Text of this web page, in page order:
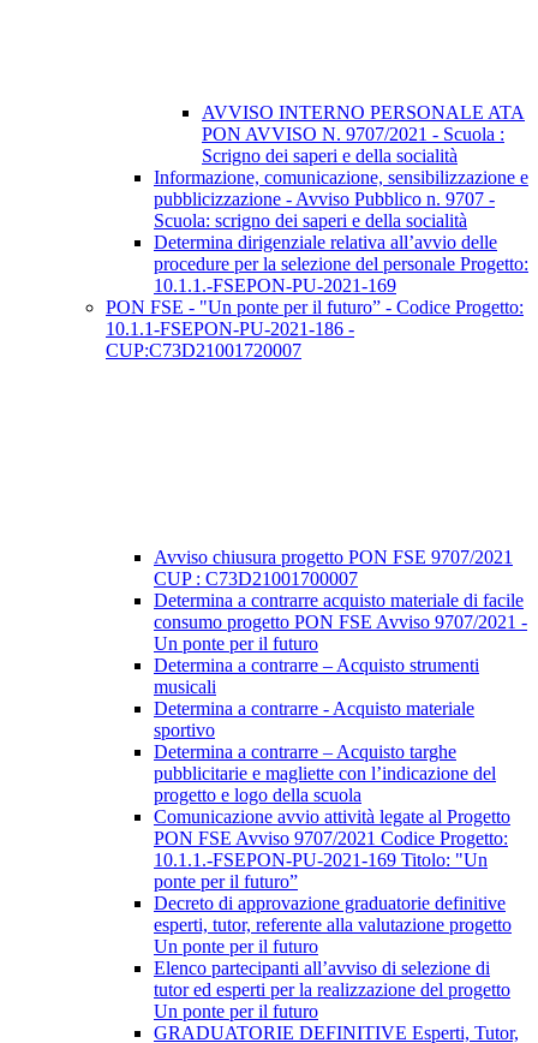
AVVISO INTERNO PERSONALE ATA
PON AVVISO N. 9707/2021 - Scuola :
Scrigno dei saperi e della socialità
Informazione, comunicazione, sensibilizzazione e
pubblicizzazione - Avviso Pubblico n. 9707 -
Scuola: scrigno dei saperi e della socialità
Determina dirigenziale relativa all’avvio delle
procedure per la selezione del personale Progetto:
10.1.1.-FSEPON-PU-2021-169
PON FSE - "Un ponte per il futuro” - Codice Progetto:
10.1.1-FSEPON-PU-2021-186 -
CUP:C73D21001720007
Avviso chiusura progetto PON FSE 9707/2021
CUP : C73D21001700007
Determina a contrarre acquisto materiale di facile
consumo progetto PON FSE Avviso 9707/2021 -
Un ponte per il futuro
Determina a contrarre – Acquisto strumenti
musicali
Determina a contrarre - Acquisto materiale
sportivo
Determina a contrarre – Acquisto targhe
pubblicitarie e magliette con l’indicazione del
progetto e logo della scuola
Comunicazione avvio attività legate al Progetto
PON FSE Avviso 9707/2021 Codice Progetto:
10.1.1.-FSEPON-PU-2021-169 Titolo: "Un
ponte per il futuro”
Decreto di approvazione graduatorie definitive
esperti, tutor, referente alla valutazione progetto
Un ponte per il futuro
Elenco partecipanti all’avviso di selezione di
tutor ed esperti per la realizzazione del progetto
Un ponte per il futuro
GRADUATORIE DEFINITIVE Esperti, Tutor,